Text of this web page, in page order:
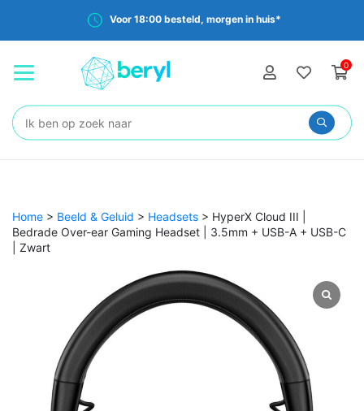
Voor 18:00 besteld, morgen in huis*
0
Zoeken:
Home > Beeld & Geluid > Headsets > HyperX Cloud III |
Bedrade Over-ear Gaming Headset | 3.5mm + USB-A + USB-C
| Zwart